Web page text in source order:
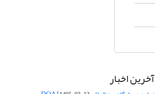
آخرین اخبار